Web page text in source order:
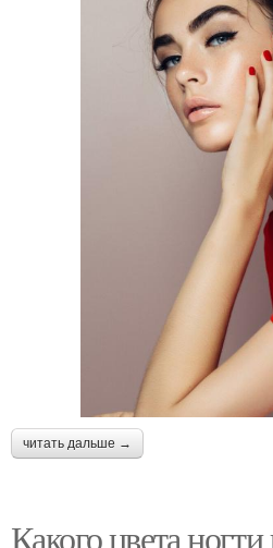
читать дальше →
Какого цвета